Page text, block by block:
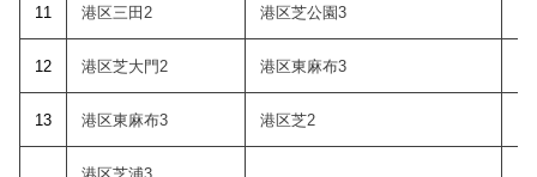
11 港区三田2 港区芝公園3
12 港区芝大門2 港区東麻布3
13 港区東麻布3 港区芝2